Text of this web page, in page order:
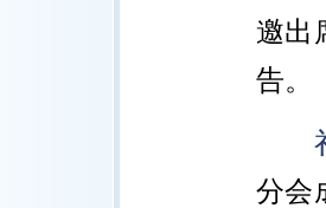
邀出
告。
分会